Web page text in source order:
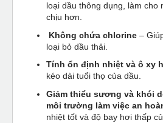
loại dầu thông dụng, làm cho
chịu hơn.
Không chứa chlorine –
loại bỏ dầu thải.
Tính ổn định nhiệt và ô xy
kéo dài tuổi thọ của dầu.
Giảm thiểu sương và khói
môi trường làm việc an
nhiệt tốt và độ bay hơi thấp